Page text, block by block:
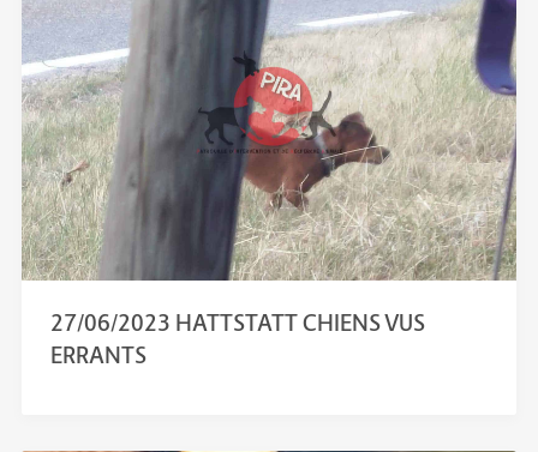
27/06/2023 HATTSTATT CHIENS VUS
ERRANTS